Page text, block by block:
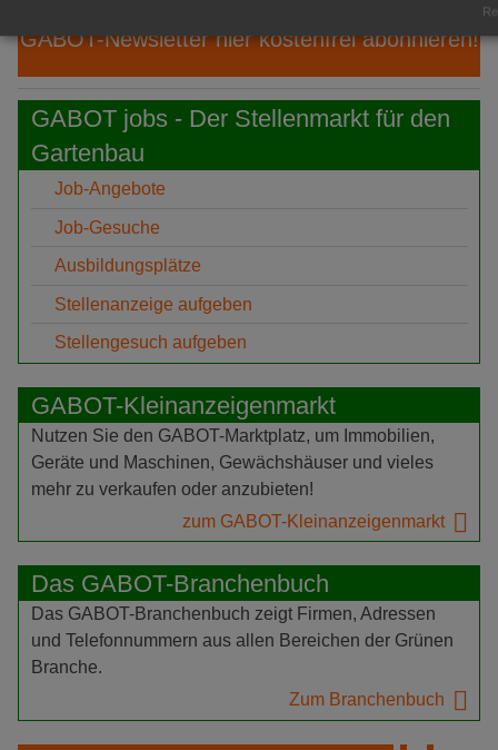
GABOT-Newsletter hier kostenfrei abonnieren!
GABOT jobs - Der Stellenmarkt für den
Gartenbau
Job-Angebote
Job-Gesuche
Ausbildungsplätze
Stellenanzeige aufgeben
Stellengesuch aufgeben
GABOT-Kleinanzeigenmarkt
Nutzen Sie den GABOT-Marktplatz, um Immobilien,
Geräte und Maschinen, Gewächshäuser und vieles
mehr zu verkaufen oder anzubieten!
zum GABOT-Kleinanzeigenmarkt
Das GABOT-Branchenbuch
Das GABOT-Branchenbuch zeigt Firmen, Adressen
und Telefonnummern aus allen Bereichen der Grünen
Branche.
Zum Branchenbuch